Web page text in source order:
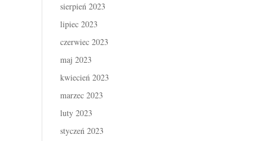
sierpień 2023
lipiec 2023
czerwiec 2023
maj 2023
kwiecień 2023
marzec 2023
luty 2023
styczeń 2023